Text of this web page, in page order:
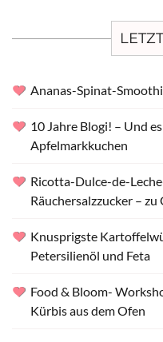
Ananas-Spinat-
10 Jahre Blogi! – Und
Apfelmarkkuchen
Ricotta-Dulce-de-
Räuchersalzzucker –
Knusprigste
Petersilienöl und Feta
Food & Bloom-
Kürbis aus dem Ofen